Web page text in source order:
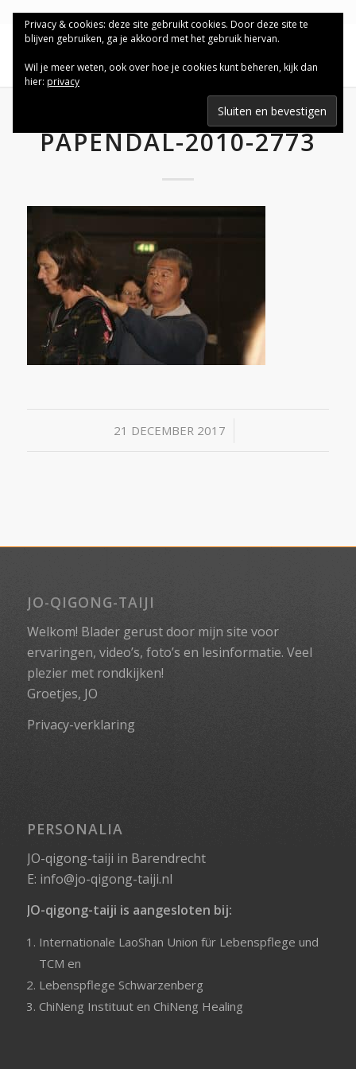
PAPENDAL-2010-2773
21 DECEMBER 2017
/
JO-QIGONG-TAIJI
Welkom! Blader gerust door mijn site voor
ervaringen, video’s, foto’s en lesinformatie. Veel
plezier met rondkijken!
Groetjes, JO
Privacy-verklaring
PERSONALIA
JO-qigong-taiji in Barendrecht
E: info@jo-qigong-taiji.nl
JO-qigong-taiji is aangesloten bij:
Internationale LaoShan Union für Lebenspflege und
TCM en
Lebenspflege Schwarzenberg
ChiNeng Instituuten ChiNeng Healing
Privacy & cookies: deze site gebruikt cookies. Door deze site te
blijven gebruiken, ga je akkoord met het gebruik hiervan.
Wil je meer weten, ook over hoe je cookies kunt beheren, kijk dan
hier: privacy